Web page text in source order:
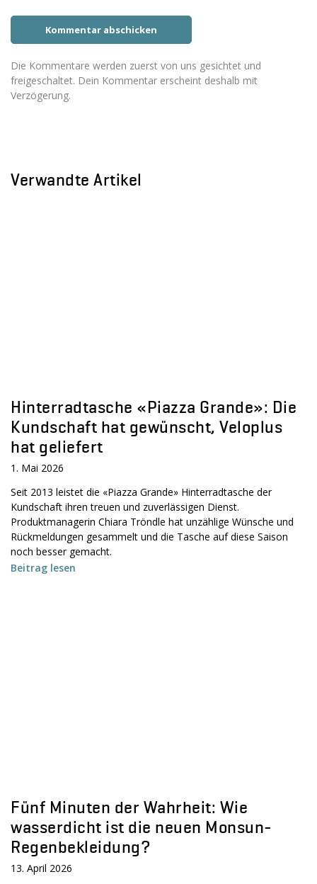
Die Kommentare werden zuerst von uns gesichtet und
freigeschaltet. Dein Kommentar erscheint deshalb mit
Verzögerung.
Verwandte Artikel
Hinterradtasche «Piazza Grande»: Die
Kundschaft hat gewünscht, Veloplus
hat geliefert
1. Mai 2026
Seit 2013 leistet die «Piazza Grande» Hinterradtasche der
Kundschaft ihren treuen und zuverlässigen Dienst.
Produktmanagerin Chiara Tröndle hat unzählige Wünsche und
Rückmeldungen gesammelt und die Tasche auf diese Saison
noch besser gemacht.
Beitrag lesen
Fünf Minuten der Wahrheit: Wie
wasserdicht ist die neuen Monsun-
Regenbekleidung?
13. April 2026